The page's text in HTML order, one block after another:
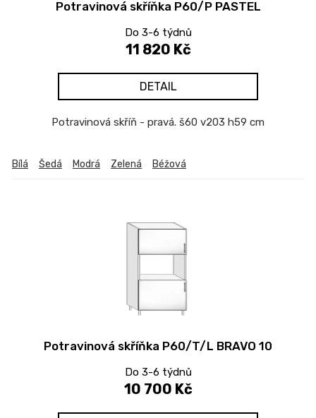
Potravinová skříňka P60/P PASTEL
Do 3-6 týdnů
11 820 Kč
DETAIL
Potravinová skříň - pravá. š60 v203 h59 cm
Bílá Šedá Modrá Zelená Béžová
Potravinová skříňka P60/T/L BRAVO 10
Do 3-6 týdnů
10 700 Kč